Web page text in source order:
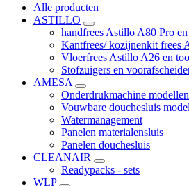
Alle producten
ASTILLO
handfrees Astillo A80 Pro
Kantfrees/ kozijnenkit frees
Vloerfrees Astillo A26 en
Stofzuigers en
AMESA
Onderdrukmachine modellen
Vouwbare douchesluis
Watermanagement
Panelen materialensluis
Panelen douchesluis
CLEANAIR
Readypacks - sets
WLP